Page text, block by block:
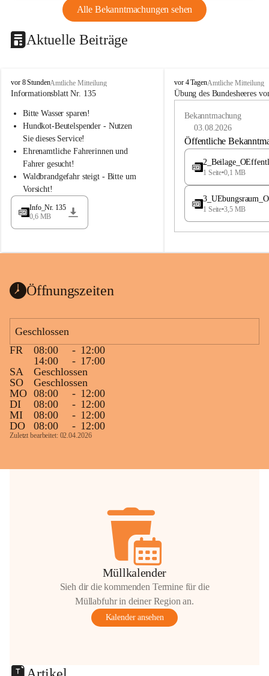
Alle Bekanntmachungen sehen
Aktuelle Beiträge
B
u
h
a
d
l
a
vor 8 StundenAmtliche Mitteilung
Informationsblatt Nr. 135
Bitte Wasser sparen!
Hundkot-Beutelspender - Nutzen
Sie dieses Service!
Ehrenamtliche Fahrerinnen und
Fahrer gesucht!
Waldbrandgefahr steigt - Bitte um
Vorsicht!
Info_Nr. 135
0,6 MB
B
u
e
a
vor 4 TagenAmtliche Mitteilung
Übung des Bundesheeres
Bekanntmachung
03.08.2026
Öffentliche
1 Seite•0,1 MB
1 Seite•3,5 MB
Öffnungszeiten
Geschlossen
FR
08:00 - 12:00
14:00
- 17:00
SA
Geschlossen
SO
Geschlossen
MO 08:00 - 12:00
DI
08:00 - 12:00
MI
08:00 - 12:00
DO
08:00 - 12:00
Zuletzt bearbeitet: 02.04.2026
Müllkalender
Sieh dir die kommenden Termine für die
Müllabfuhr in deiner Region an.
Kalender ansehen